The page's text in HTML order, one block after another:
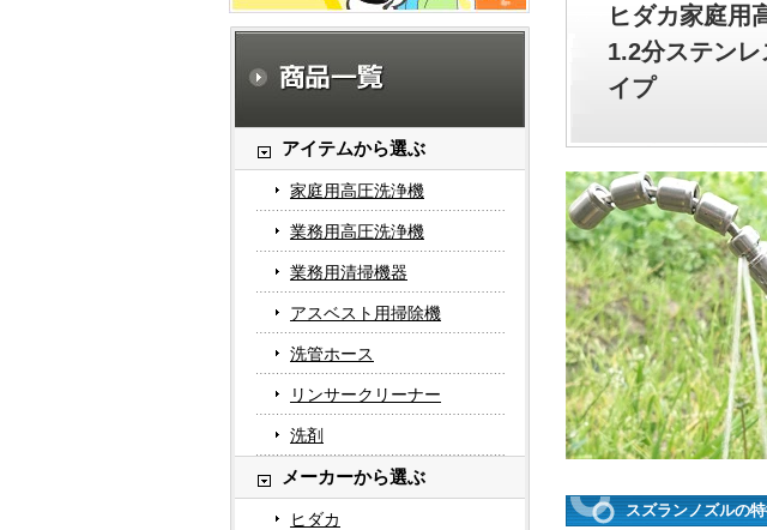
アイテムから選ぶ
家庭用高圧洗浄機
業務用高圧洗浄機
業務用清掃機器
アスベスト用掃除機
洗管ホース
リンサークリーナー
洗剤
メーカーから選ぶ
ヒダカ
ヒダカ家庭用
1.2分ステン
イプ
スズランノズルの